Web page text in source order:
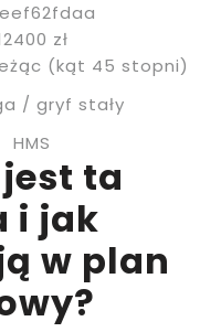
zł
(kąt 45 stopni)
/ gryf stały
HMS
ta
i jak
w plan